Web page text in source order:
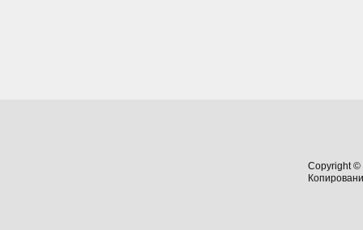
Copyright ©